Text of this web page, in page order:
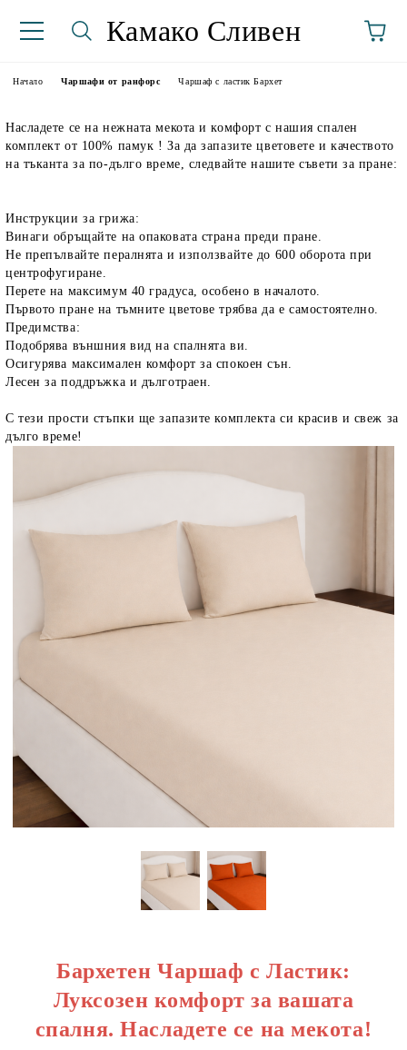
Камако Сливен
Начало Чаршафи от ранфорс Чаршаф с ластик Бархет
Насладете се на нежната мекота и комфорт с нашия спален
комплект от 100% памук ! За да запазите цветовете и качеството
на тъканта за по-дълго време, следвайте нашите съвети за пране:
Инструкции за грижа:
Винаги обръщайте на опаковата страна преди пране.
Не препълвайте пералнята и използвайте до 600 оборота при
центрофугиране.
Перете на максимум 40 градуса, особено в началото.
Първото пране на тъмните цветове трябва да е самостоятелно.
Предимства:
Подобрява външния вид на спалнята ви.
Осигурява максимален комфорт за спокоен сън.
Лесен за поддръжка и дълготраен.
С тези прости стъпки ще запазите комплекта си красив и свеж за
дълго време!
Бархетен Чаршаф с Ластик:
Луксозен комфорт за вашата
спалня. Насладете се на мекота!